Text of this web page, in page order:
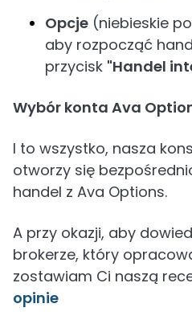
Opcje (niebieskie
aby rozpocząć
przycisk "Handel
Wybór konta Ava
I to wszystko, nasza
otworzy się
handel z Ava Options.
A przy okazji, aby
brokerze, który
zostawiam Ci naszą
opinie